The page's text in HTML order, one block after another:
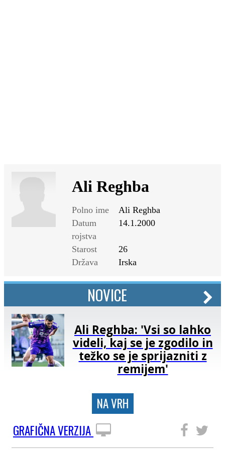
Ali Reghba
Polno ime
Ali Reghba
Datum
rojstva
14.1.2000
Starost
26
Država
Irska
NOVICE
Ali Reghba: 'Vsi so lahko
videli, kaj se je zgodilo in
težko se je sprijazniti z
remijem'
NA VRH
GRAFIČNA VERZIJA